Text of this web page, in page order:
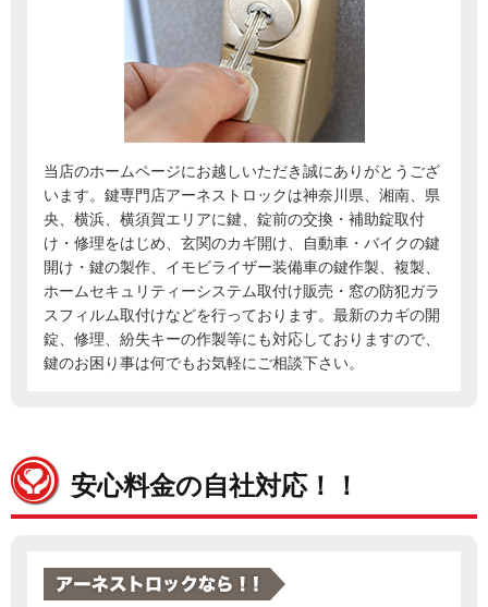
当店のホームページにお越しいただき誠にありがとうござ
います。鍵専門店アーネストロックは神奈川県、湘南、県
央、横浜、横須賀エリアに鍵、錠前の交換・補助錠取付
け・修理をはじめ、玄関のカギ開け、自動車・バイクの鍵
開け・鍵の製作、イモビライザー装備車の鍵作製、複製、
ホームセキュリティーシステム取付け販売・窓の防犯ガラ
スフィルム取付けなどを行っております。最新のカギの開
錠、修理、紛失キーの作製等にも対応しておりますので、
鍵のお困り事は何でもお気軽にご相談下さい。
安心料金の自社対応！！